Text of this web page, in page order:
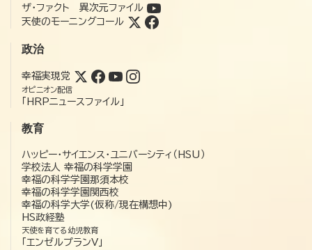
ザ・ファクト 異次元ファイル
天使のモーニングコール
政治
幸福実現党
オピニオン配信
「HRPニュースファイル」
教育
ハッピー・サイエンス・ユニバーシティ（HSU）
学校法人 幸福の科学学園
幸福の科学学園那須本校
幸福の科学学園関西校
幸福の科学大学(仮称/現在構想中)
HS政経塾
天使を育てる幼児教育
「エンゼルプランV」